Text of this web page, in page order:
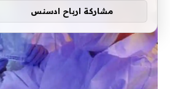
مشاركة ارباح ادسنس